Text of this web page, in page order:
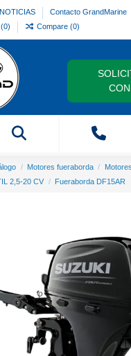
NOTICIAS
Contacto GrandMarine
0) Compare (0)
Motores fueraborda
2,5-20 CV Fueraborda DF15AR